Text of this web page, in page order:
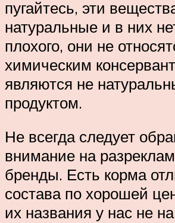
пугайтесь, эти
натуральные и в них
плохого, они не
химическим
являются не
продуктом.
Не всегда следует
внимание на
бренды. Есть корма
состава по хорошей
их названия у нас не